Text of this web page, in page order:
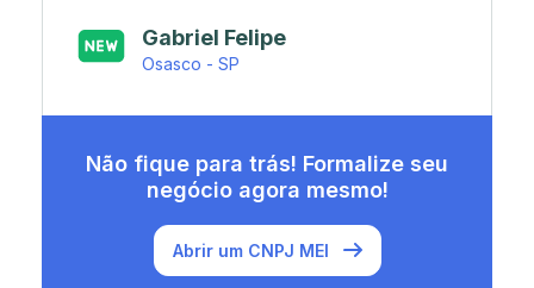
Japa’s açaí e sorveteria
Rio de Janeiro - RJ
Não fique para trás! Formalize seu
negócio agora mesmo!
Abrir um CNPJ MEI